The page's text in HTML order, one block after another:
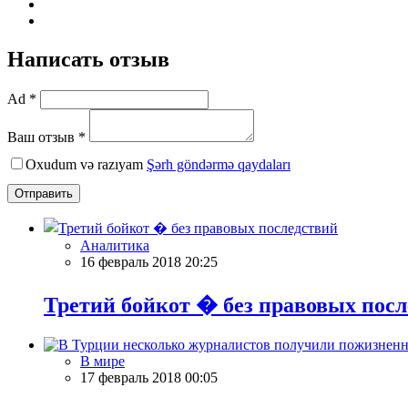
Написать отзыв
Ad *
Ваш отзыв *
Oxudum və razıyam Şərh göndərmə qaydaları
Отправить
Аналитика
16 февраль 2018 20:25
Третий бойкот � без правовых
В мире
17 февраль 2018 00:05